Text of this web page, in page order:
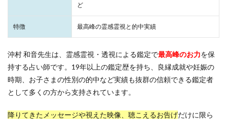
ど
特徴 最高峰の霊感霊視と的中実績
沖村 和音先生は、霊感霊視・透視による鑑定で最高峰のお力を保
持する占い師です。19年以上の鑑定歴を持ち、良縁成就や妊娠の
時期、お子さまの性別の的中など実績も抜群の信頼できる鑑定者
として多くの方から支持されています。
降りてきたメッセージや視えた映像、聴こえるお告げだけに限ら